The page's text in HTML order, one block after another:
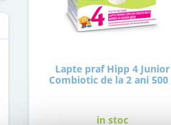
Lapte praf Hipp 4 Junior
Combiotic de la 2 ani 500
in stoc